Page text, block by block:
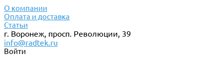
О компании
Оплата и доставка
Статьи
г. Воронеж, просп. Революции, 39
info@radtek.ru
Войти